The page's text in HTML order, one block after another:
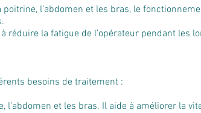
l’abdomen et les bras, le
la fatigue de l’opérateur pendant les
besoins de traitement :
et les bras. Il aide à améliorer la